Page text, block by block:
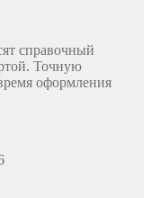
справочный
Точную
оформления